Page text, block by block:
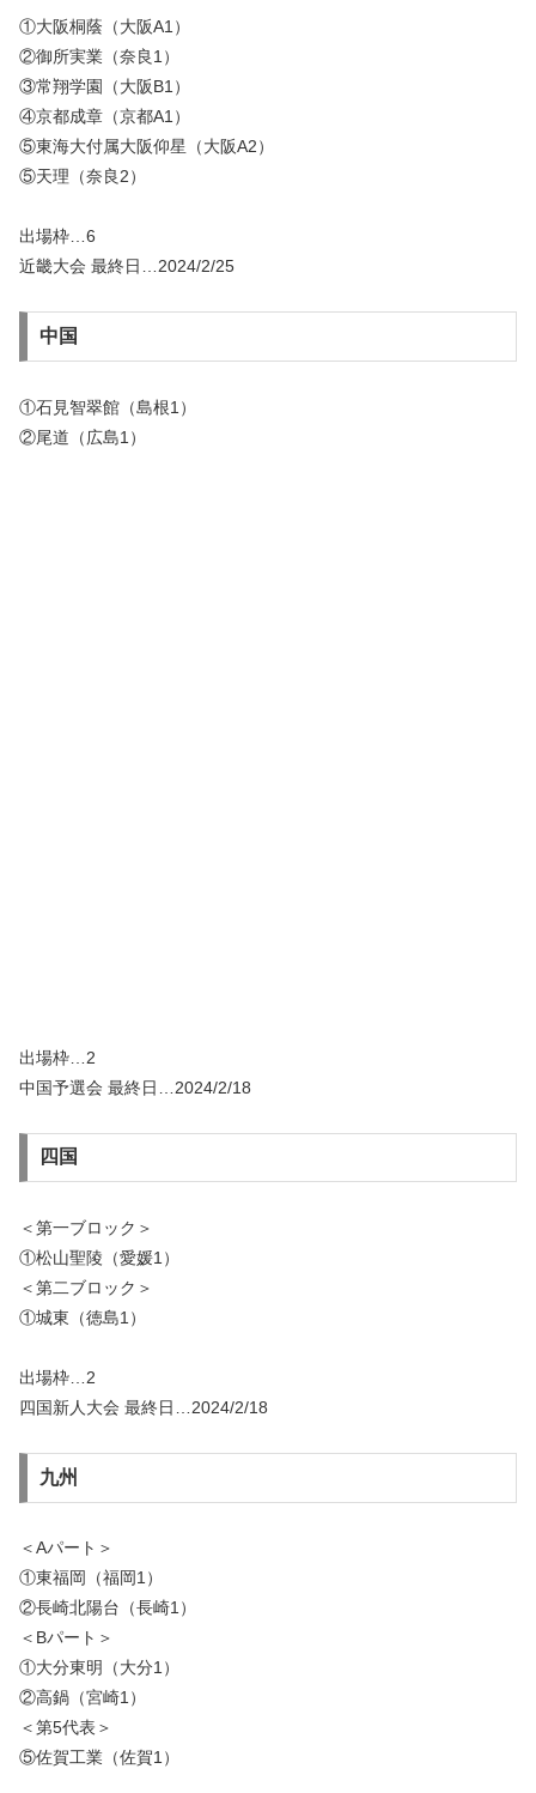
①大阪桐蔭（大阪A1）
②御所実業（奈良1）
③常翔学園（大阪B1）
④京都成章（京都A1）
⑤東海大付属大阪仰星（大阪A2）
⑤天理（奈良2）
出場枠…6
近畿大会 最終日…2024/2/25
中国
①石見智翠館（島根1）
②尾道（広島1）
出場枠…2
中国予選会 最終日…2024/2/18
四国
＜第一ブロック＞
①松山聖陵（愛媛1）
＜第二ブロック＞
①城東（徳島1）
出場枠…2
四国新人大会 最終日…2024/2/18
九州
＜Aパート＞
①東福岡（福岡1）
②長崎北陽台（長崎1）
＜Bパート＞
①大分東明（大分1）
②高鍋（宮崎1）
＜第5代表＞
⑤佐賀工業（佐賀1）